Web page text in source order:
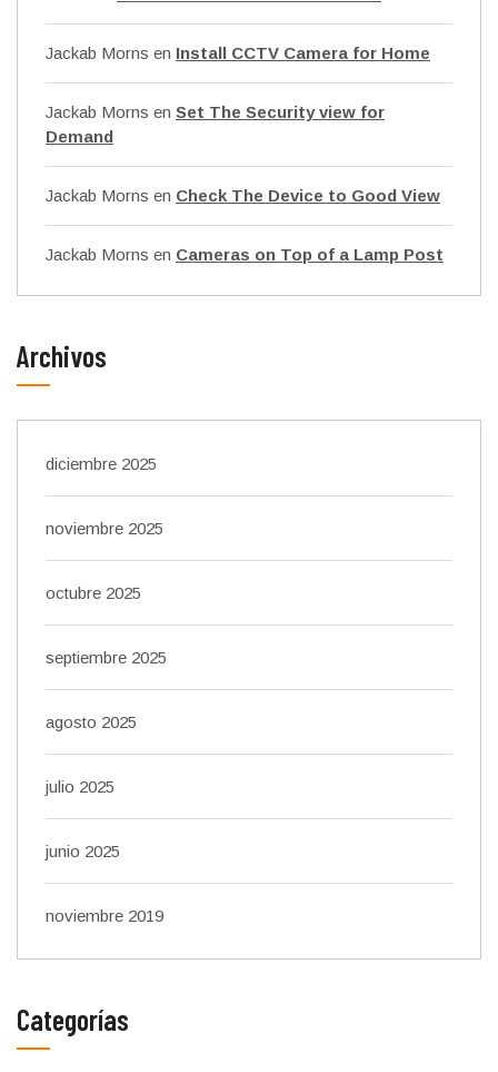
Jackab Morns en Install CCTV Camera for Home
Jackab Morns en Set The Security view for
Demand
Jackab Morns en Check The Device to Good View
Jackab Morns en Cameras on Top of a Lamp Post
Archivos
diciembre 2025
noviembre 2025
octubre 2025
septiembre 2025
agosto 2025
julio 2025
junio 2025
noviembre 2019
Categorías